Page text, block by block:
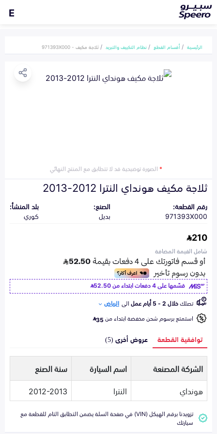
E
الرئيسية أقسام القطع نظام التكييف والتبريد ثلاجة مكيف - 971393X000
*الصورة توضيحية قد لا تتطابق مع المنتج النهائي
ثلاجة مكيف هونداي النترا 2012-2013
رقم القطعة:
971393X000
الصنع:
بديل
بلد المنشأ:
كوري
210
شامل القيمة المضافة
قسّمها على 4 دفعات ابتداء من
52.50
تصلكخلال 2 - 5 أيام عمل الى الرياض
استمتع برسوم شحن مخفضة ابتداء من35
توافقية القطعة عروض أخرى (5)
الشركة المصنعة اسم السيارة
سنة الصنع
هونداي
النترا 2012-2013
تزويدنا برقم الهيكل (VIN) في صفحة السلة يضمن التطابق التام للقطعة مع
سيارتك